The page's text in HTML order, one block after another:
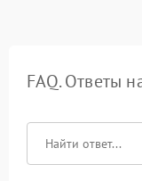
FAQ. Ответы